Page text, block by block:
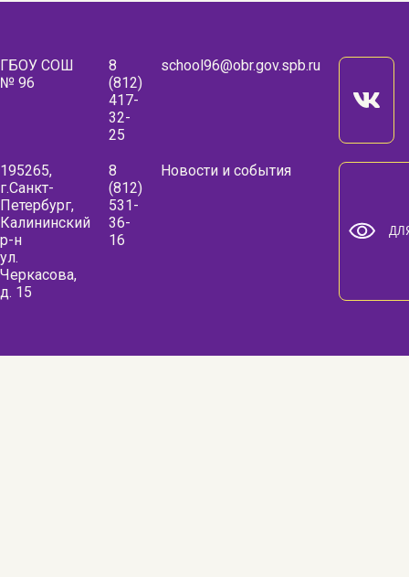
ГБОУ СОШ
№ 96
8
(812)
417-
32-
25
school96@obr.gov.spb.ru
195265,
г.Санкт-
Петербург,
Калининский
р-н
ул.
Черкасова,
д. 15
8
(812)
531-
36-
16
Новости и события